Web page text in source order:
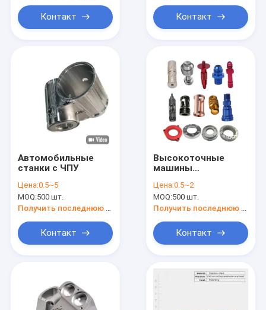
Контакт Контакт
Автомобильные
станки с ЧПУ
Цена:0.5~5
MOQ:500 шт.
Контакт
Высокоточные
машины
Полировка
машинных деталей
с ЧПУ
Цена:0.5~2
MOQ:500 шт.
Контакт